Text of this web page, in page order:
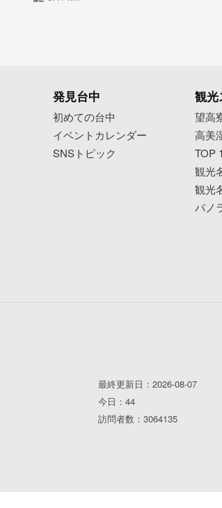
発見台中
初めての台中
イベントカレンダー
SNSトピック
観光
望高
高美
TOP
観光
観光
パノ
最終更新日：2026-08-07
今日：44
訪問者数：3064135